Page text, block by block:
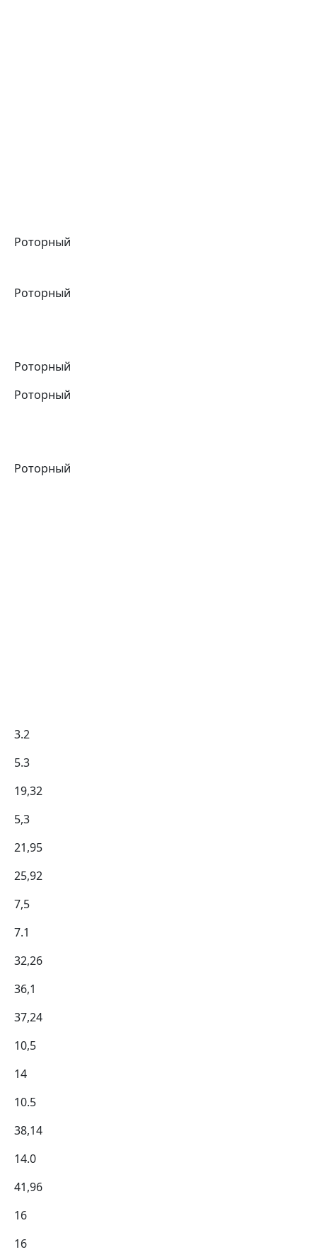
Роторный
Роторный
Роторный
Роторный
Роторный
3.2
5.3
19,32
5,3
21,95
25,92
7,5
7.1
32,26
36,1
37,24
10,5
14
10.5
38,14
14.0
41,96
16
16